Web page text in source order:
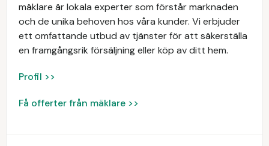
mäklare är lokala experter som förstår marknaden
och de unika behoven hos våra kunder. Vi erbjuder
ett omfattande utbud av tjänster för att säkerställa
en framgångsrik försäljning eller köp av ditt hem.
Profil >>
Få offerter från mäklare >>